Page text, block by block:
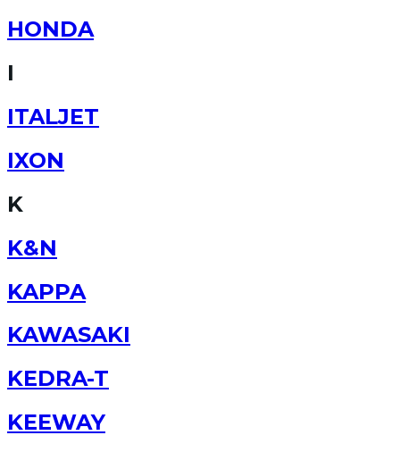
HONDA
I
ITALJET
IXON
K
K&N
KAPPA
KAWASAKI
KEDRA-T
KEEWAY